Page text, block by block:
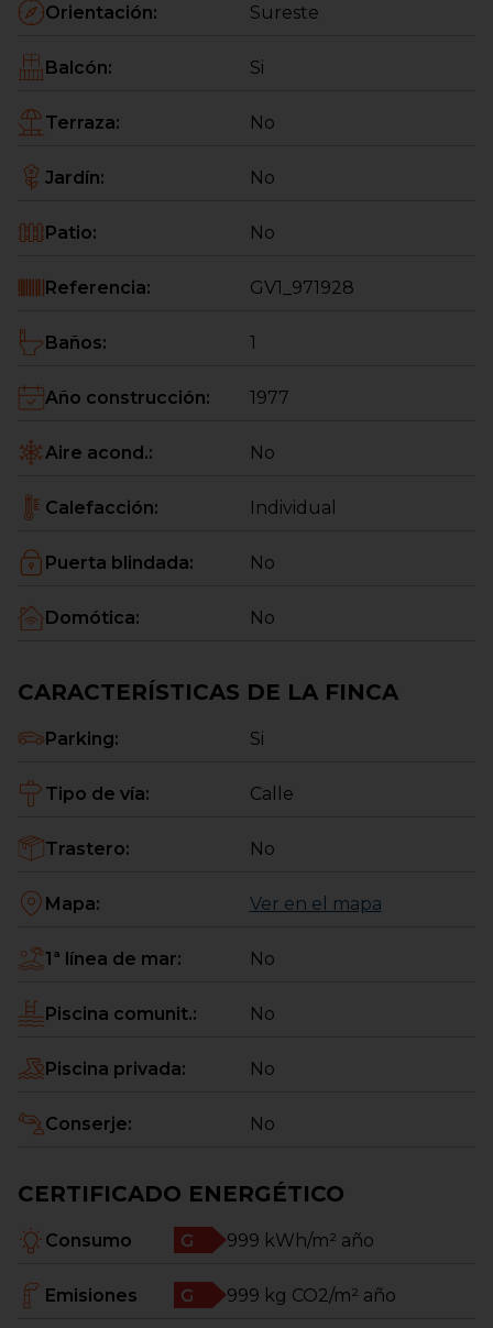
Orientación: Sureste
Balcón: Si
Terraza: No
Jardín: No
Patio: No
Referencia: GV1_971928
Baños: 1
Año construcción: 1977
Aire acond.: No
Calefacción: Individual
Puerta blindada: No
Domótica: No
CARACTERÍSTICAS DE LA FINCA
Parking: Si
Tipo de vía: Calle
Trastero: No
Mapa: Ver en el mapa
1ª línea de mar: No
Piscina comunit.: No
Piscina privada: No
Conserje: No
CERTIFICADO ENERGÉTICO
Consumo 999 kWh/m² año
Emisiones 999 kg CO2/m² año